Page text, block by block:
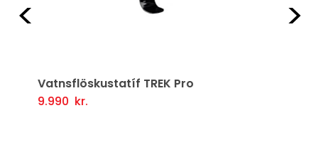
Vatnsflöskustatíf TREK Pro
9.990 kr.
Valmöguleikarar